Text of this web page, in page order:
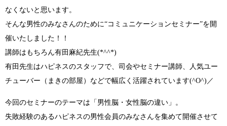
なくないと思います。
そんな男性のみなさんのために“コミュニケーションセミナー”を開
催いたしました！！
講師はもちろん有田麻紀先生(*^^*)
有田先生はハピネスのスタッフで、司会やセミナー講師、人気ユー
チューバー（まきの部屋）などで幅広く活躍されています(^O^)／
今回のセミナーのテーマは 「男性脳・女性脳の違い」
。
失敗経験のあるハピネスの男性会員のみなさんを集めて開催させて